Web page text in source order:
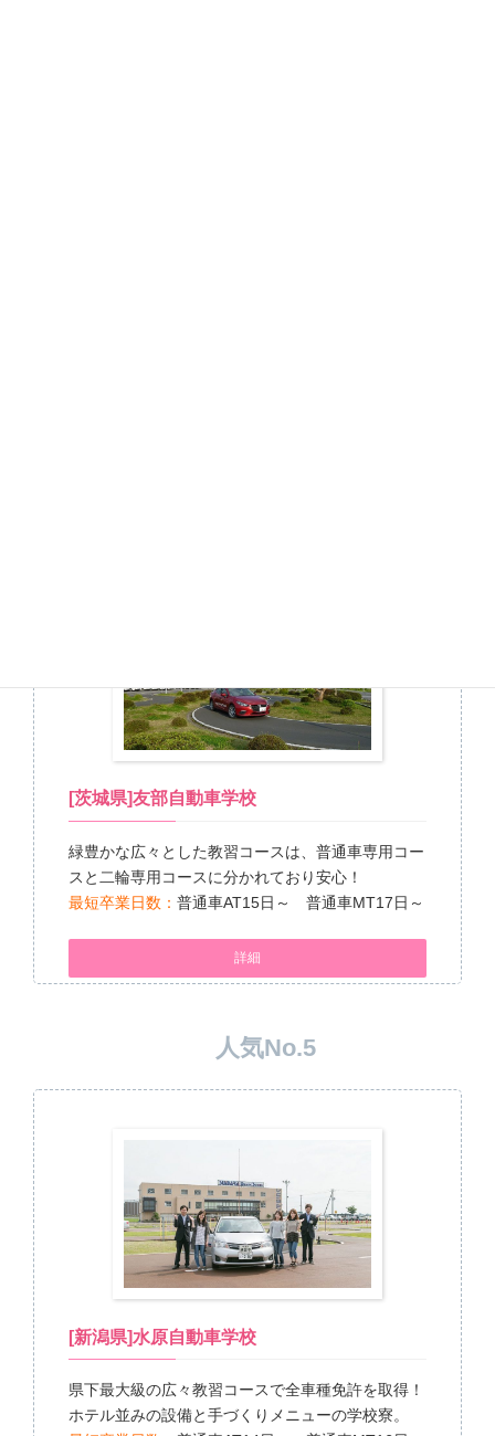
[茨城県]友部自動車学校
緑豊かな広々とした教習コースは、普通車専用コー
スと二輪専用コースに分かれており安心！
最短卒業日数： 普通車AT15日～ 普通車MT17日～
詳細
人気No.5
[新潟県]水原自動車学校
県下最大級の広々教習コースで全車種免許を取得！
ホテル並みの設備と手づくりメニューの学校寮。